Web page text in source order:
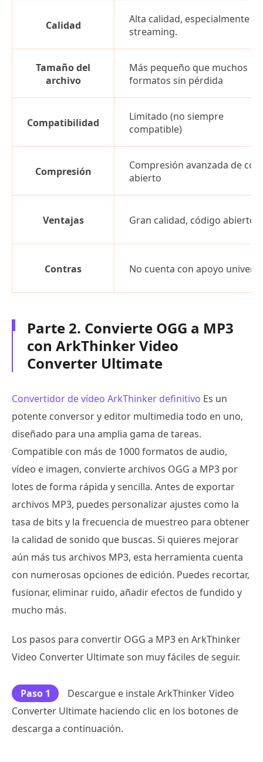
Calidad
Alta calidad, especialmente
streaming.
Tamaño del
archivo
Más pequeño que muchos
formatos sin pérdida
Compatibilidad
Limitado (no siempre
compatible)
Compresión
Compresión avanzada de
abierto
Ventajas Gran calidad, código abierto
Contras No cuenta con apoyo
Parte 2. Convierte OGG a MP3
con ArkThinker Video
Converter Ultimate
Convertidor de vídeo ArkThinker definitivo Es un
potente conversor y editor multimedia todo en uno,
diseñado para una amplia gama de tareas.
Compatible con más de 1000 formatos de audio,
vídeo e imagen, convierte archivos OGG a MP3 por
lotes de forma rápida y sencilla. Antes de exportar
archivos MP3, puedes personalizar ajustes como la
tasa de bits y la frecuencia de muestreo para obtener
la calidad de sonido que buscas. Si quieres mejorar
aún más tus archivos MP3, esta herramienta cuenta
con numerosas opciones de edición. Puedes recortar,
fusionar, eliminar ruido, añadir efectos de fundido y
mucho más.
Los pasos para convertir OGG a MP3 en ArkThinker
Video Converter Ultimate son muy fáciles de seguir.
Paso 1
Descargue e instale ArkThinker Video
Converter Ultimate haciendo clic en los botones de
descarga a continuación.